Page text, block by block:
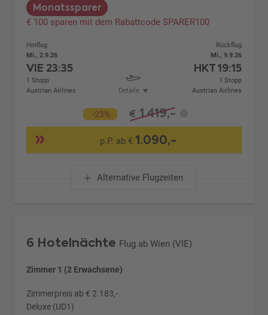
Monatssparer
€ 100 sparen mit dem Rabattcode SPARER100
Hinflug
Mi., 2.9.26
VIE 23:35
1 Stopp
Austrian Airlines
Details
Rückflug
Mi., 9.9.26
HKT19:15
1 Stopp
Austrian Airlines
-23% € 1.419,-
p.P. ab €1.090,-
Alternative Flugzeiten
6 Hotelnächte Flug ab Wien (VIE)
Zimmer 1 (2 Erwachsene)
Zimmerpreis ab € 2.183,-
Deluxe (UD1)